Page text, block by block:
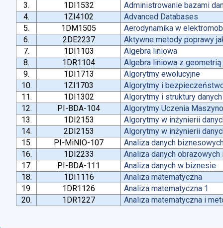
3.
1DI1532
Administrowanie bazami
4.
1ZI4102
Advanced Databases
5.
1DM1505
Aerodynamika w
6.
2DE2237
Aktywne metody poprawy
7.
1DI1103
Algebra liniowa
8.
1DR1104
Algebra liniowa z geometrią
9.
1DI1713
Algorytmy ewolucyjne
10.
1ZI1703
Algorytmy i
11.
1DI1302
Algorytmy i struktury danych
12.
PI-BDA-104
Algorytmy Uczenia
13.
1DI2153
Algorytmy w inżynierii
14.
2DI2153
Algorytmy w inżynierii
15.
PI-MiNIO-107
Analiza danych
16.
1DI2233
Analiza danych
17.
PI-BDA-111
Analiza danych w biznesie
18.
1DI1116
Analiza matematyczna
19.
1DR1126
Analiza matematyczna 1
20.
1DR1227 Analiza matematyczna i